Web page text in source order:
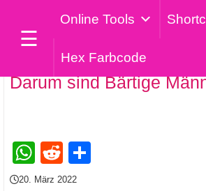
☰
Online Tools
Hex Farbcode
Darum sind Bärtige
WhatsApp
Reddit
20. März 2022